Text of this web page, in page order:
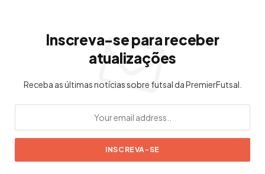
Inscreva-se para receber
atualizações
Receba as últimas notícias sobre futsal da PremierFutsal.